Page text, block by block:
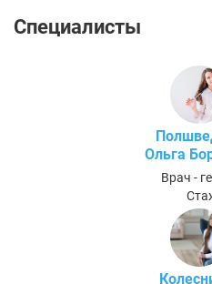
Специалисты
Ольга
Врач -